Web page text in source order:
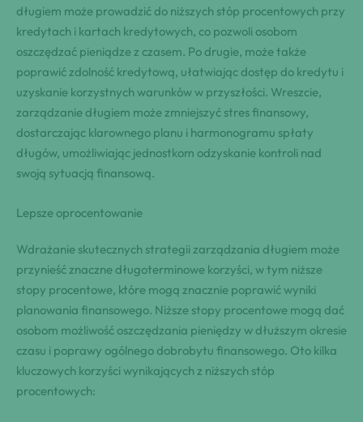
długiem może prowadzić do niższych stóp procentowych przy
kredytach i kartach kredytowych, co pozwoli osobom
oszczędzać pieniądze z czasem. Po drugie, może także
poprawić zdolność kredytową, ułatwiając dostęp do kredytu i
uzyskanie korzystnych warunków w przyszłości. Wreszcie,
zarządzanie długiem może zmniejszyć stres finansowy,
dostarczając klarownego planu i harmonogramu spłaty
długów, umożliwiając jednostkom odzyskanie kontroli nad
swoją sytuacją finansową.
Lepsze oprocentowanie
Wdrażanie skutecznych strategii zarządzania długiem może
przynieść znaczne długoterminowe korzyści, w tym niższe
stopy procentowe, które mogą znacznie poprawić wyniki
planowania finansowego. Niższe stopy procentowe mogą dać
osobom możliwość oszczędzania pieniędzy w dłuższym okresie
czasu i poprawy ogólnego dobrobytu finansowego. Oto kilka
kluczowych korzyści wynikających z niższych stóp
procentowych: